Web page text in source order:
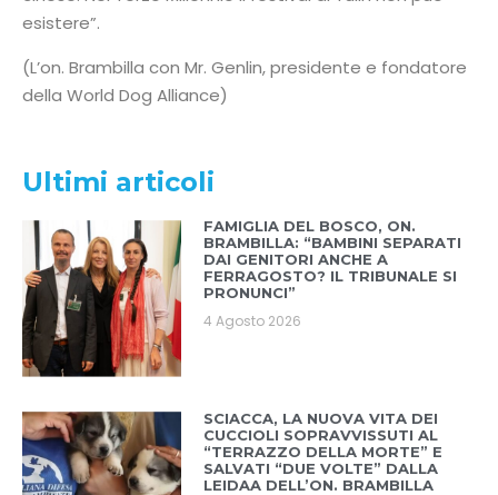
esistere”.
(L’on. Brambilla con Mr. Genlin, presidente e fondatore
della World Dog Alliance)
Ultimi articoli
FAMIGLIA DEL BOSCO, ON.
BRAMBILLA: “BAMBINI SEPARATI
DAI GENITORI ANCHE A
FERRAGOSTO? IL TRIBUNALE SI
PRONUNCI”
4 Agosto 2026
SCIACCA, LA NUOVA VITA DEI
CUCCIOLI SOPRAVVISSUTI AL
“TERRAZZO DELLA MORTE” E
SALVATI “DUE VOLTE” DALLA
LEIDAA DELL’ON. BRAMBILLA